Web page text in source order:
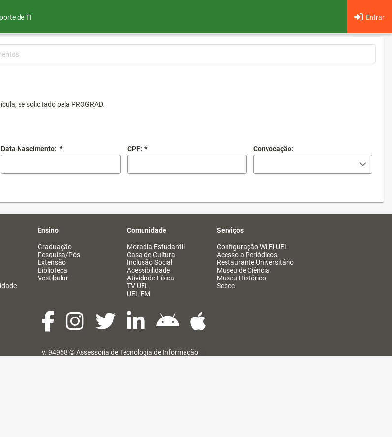
Entrar
de TI
se solicitado pela PROGRAD.
Data Nascimento: * CPF: * Convocação:
Ensino
Graduação
Pesquisa/Pós
Extensão
Biblioteca
Vestibular
Comunidade
Moradia Estudantil
Casa de Cultura
Inclusão Social
Acessibilidade
Atividade Física
TV UEL
UEL FM
Serviços
Configuração Wi-Fi UEL
Acesso a Periódicos
Restaurante Universitário
Museu de Ciência
Museu Histórico
Sebec
v. 94958 ©Assessoria de Tecnologia de Informação